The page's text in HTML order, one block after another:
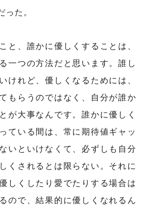
った。
と、誰かに優しくすることは、
一つの方法だと思います。誰し
けれど、優しくなるためには、
もらうのではなく、自分が誰か
が大事なんです。誰かに優しく
ている間は、常に期待値ギャッ
いといけなくて、必ずしも自分
くされるとは限らない。それに
しくしたり愛でたりする場合は
ので、結果的に優しくなれるん